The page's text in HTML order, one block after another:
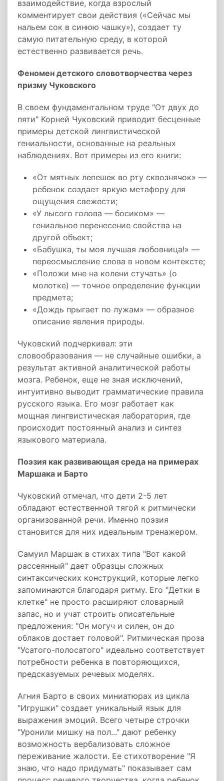
взаимодействие, когда взрослый
комментирует свои действия («Сейчас мы
нальем сок в синюю чашку»), создает ту
самую питательную среду, в которой
естественно развивается речь.
Феномен детского словотворчества через
призму Чуковского
В своем фундаментальном труде "От двух до
пяти" Корней Чуковский приводит бесценные
примеры детской лингвистической
гениальности, основанные на реальных
наблюдениях. Вот примеры из его книги:
«От мятных лепешек во рту сквознячок» —
ребенок создает яркую метафору для
ощущения свежести;
«У лысого голова — босиком» —
гениальное перенесение свойства на
другой объект;
«Бабушка, ты моя лучшая любовница!» —
переосмысление слова в новом контексте;
«Положи мне на колени стучать» (о
молотке) — точное определение функции
предмета;
«Дождь прыгает по лужам» — образное
описание явления природы.
Чуковский подчеркивал: эти
словообразования — не случайные ошибки, а
результат активной аналитической работы
мозга. Ребенок, еще не зная исключений,
интуитивно выводит грамматические правила
русского языка. Его мозг работает как
мощная лингвистическая лаборатория, где
происходит постоянный анализ и синтез
языкового материала.
Поэзия как развивающая среда на примерах
Маршака и Барто
Чуковский отмечал, что дети 2-5 лет
обладают естественной тягой к ритмически
организованной речи. Именно поэзия
становится для них идеальным тренажером.
Самуил Маршак в стихах типа "Вот какой
рассеянный" дает образцы сложных
синтаксических конструкций, которые легко
запоминаются благодаря ритму. Его "Детки в
клетке" не просто расширяют словарный
запас, но и учат строить описательные
предложения: "Он могуч и силен, он до
облаков достает головой". Ритмическая проза
"Усатого-полосатого" идеально соответствует
потребности ребенка в повторяющихся,
предсказуемых речевых моделях.
Агния Барто в своих миниатюрах из цикла
"Игрушки" создает уникальный язык для
выражения эмоций. Всего четыре строчки
"Уронили мишку на пол..." дают ребенку
возможность вербализовать сложное
переживание жалости. Ее стихотворение "Я
знаю, что надо придумать" показывает сам